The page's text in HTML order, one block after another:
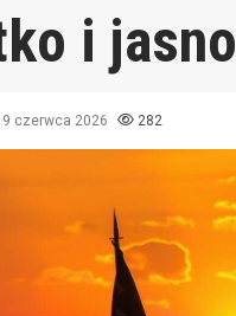
i jasno
czerwca 2026 282